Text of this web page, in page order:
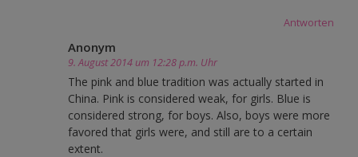
Antworten
Anonym
9. August 2014 um 12:28 p.m. Uhr
The pink and blue tradition was actually started in
China. Pink is considered weak, for girls. Blue is
considered strong, for boys. Also, boys were more
favored that girls were, and still are to a certain
extent.